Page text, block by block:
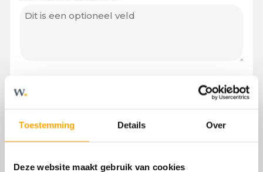
Toestemming Details Over
Deze website maakt gebruik van cookies